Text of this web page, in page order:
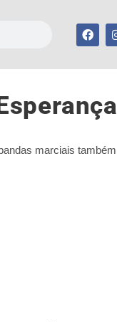
marciais também